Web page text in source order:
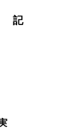
記